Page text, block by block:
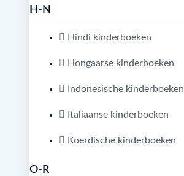
H-N
Hindi kinderboeken
Hongaarse kinderboeken
Indonesische kinderboeken
Italiaanse kinderboeken
Koerdische kinderboeken
O-R